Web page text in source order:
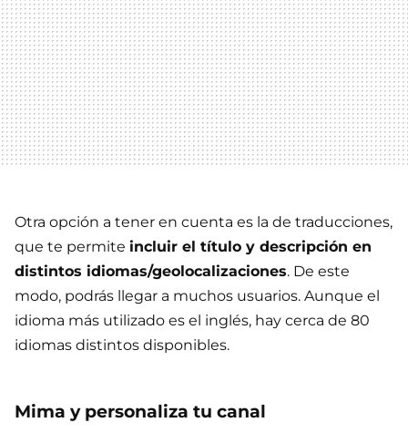
Otra opción a tener en cuenta es la de traducciones,
que te permite incluir el título y descripción en
distintos idiomas/geolocalizaciones. De este
modo, podrás llegar a muchos usuarios. Aunque el
idioma más utilizado es el inglés, hay cerca de 80
idiomas distintos disponibles.
Mima y personaliza tu canal